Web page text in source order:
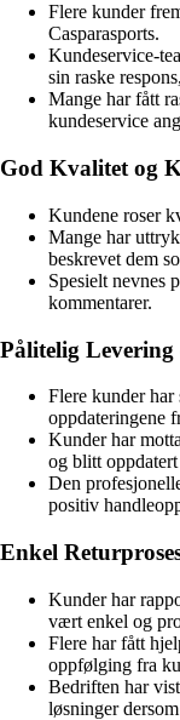
Flere kunder
Casparasports.
Kundeservice-
sin raske
Mange har fått
kundeservice
God Kvalitet og
Kundene roser
Mange har
beskrevet dem
Spesielt nevnes
kommentarer.
Pålitelig
Flere kunder har
oppdateringene
Kunder har
og blitt
Den
positiv
Enkel
Kunder har
vært enkel og
Flere har fått
oppfølging fra
Bedriften har
løsninger